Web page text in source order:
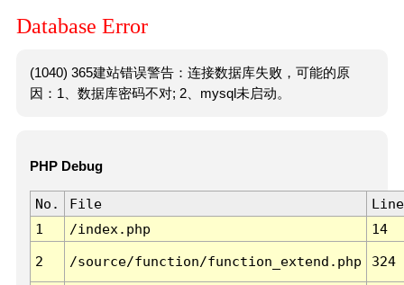
Database Error
(1040) 365建站错误警告：连接数据库失败，可能的原
因：1、数据库密码不对; 2、mysql未启动。
PHP Debug
No. File
Line
1
/index.php 14
2 /source/function/function_extend.php 324